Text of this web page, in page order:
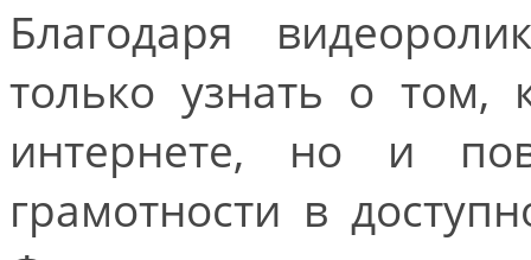
Благодаря
только узнать о том,
интернете, но и
грамотности в